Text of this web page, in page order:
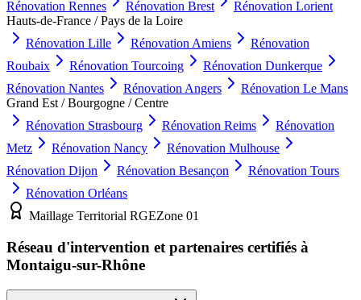
Rénovation Rennes Rénovation Brest Rénovation Lorient
Hauts-de-France / Pays de la Loire
Rénovation Lille Rénovation Amiens
Rénovation
Roubaix
Rénovation Tourcoing Rénovation Dunkerque
Rénovation Nantes Rénovation Angers Rénovation Le Mans
Grand Est / Bourgogne / Centre
Rénovation Strasbourg Rénovation Reims
Rénovation
Metz
Rénovation Nancy Rénovation Mulhouse
Rénovation Dijon Rénovation Besançon Rénovation Tours
Rénovation Orléans
Maillage Territorial RGEZone 01
Réseau d'intervention et partenaires certifiés à
Montaigu-sur-Rhône